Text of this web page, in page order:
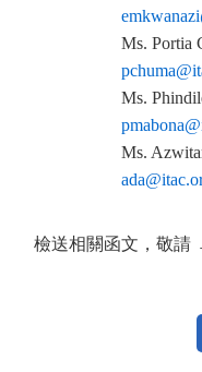
Ms. Portia
Ms.
Ms.
檢送相關函文，敬請